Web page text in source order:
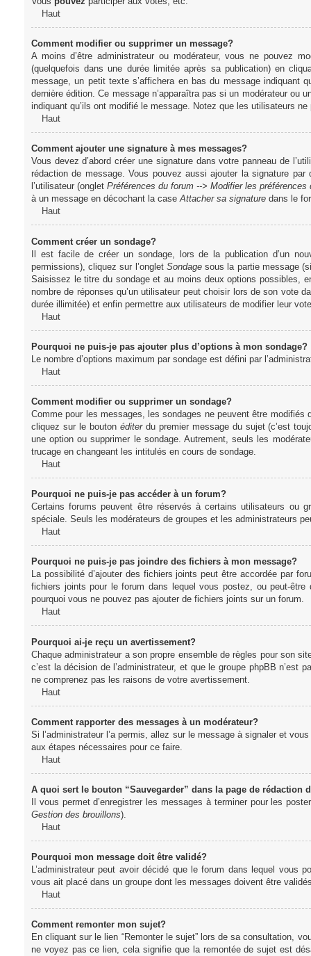
Haut
Comment modifier ou supprimer un message?
A moins d’être administrateur ou modérateur, vous ne pouvez
(quelquefois dans une durée limitée après sa publication) en
message, un petit texte s’affichera en bas du message indiquant
dernière édition. Ce message n’apparaîtra pas si un modérateur
indiquant qu’ils ont modifié le message. Notez que les utilisateurs
Haut
Comment ajouter une signature à mes messages?
Vous devez d’abord créer une signature dans votre panneau de
rédaction de message. Vous pouvez aussi ajouter la signature
l’utilisateur (onglet Préférences du forum --> Modifier les préférences
à un message en décochant la caseAttacher sa signaturedans le
Haut
Comment créer un sondage?
Il est facile de créer un sondage, lors de la publication d’un
permissions), cliquez sur l’onglet Sondagesous la partie message
Saisissez le titre du sondage et au moins deux options possibles,
nombre de réponses qu’un utilisateur peut choisir lors de son vote
durée illimitée) et enfin permettre aux utilisateurs de modifier leur
Haut
Pourquoi ne puis-je pas ajouter plus d’options à mon sondage?
Le nombre d’options maximum par sondage est défini par
Haut
Comment modifier ou supprimer un sondage?
Comme pour les messages, les sondages ne peuvent être modifiés
cliquez sur le bouton éditerdu premier message du sujet (c’est
une option ou supprimer le sondage. Autrement, seuls les
trucage en changeant les intitulés en cours de sondage.
Haut
Pourquoi ne puis-je pas accéder à un forum?
Certains forums peuvent être réservés à certains utilisateurs ou
spéciale. Seuls les modérateurs de groupes et les administrateurs
Haut
Pourquoi ne puis-je pas joindre des fichiers à mon message?
La possibilité d’ajouter des fichiers joints peut être accordée par
fichiers joints pour le forum dans lequel vous postez, ou peut-
pourquoi vous ne pouvez pas ajouter de fichiers joints sur un forum.
Haut
Pourquoi ai-je reçu un avertissement?
Chaque administrateur a son propre ensemble de règles pour son
c’est la décision de l’administrateur, et que le groupe phpBB n’est
ne comprenez pas les raisons de votre avertissement.
Haut
Comment rapporter des messages à un modérateur?
Si l’administrateur l’a permis, allez sur le message à signaler et
aux étapes nécessaires pour ce faire.
Haut
A quoi sert le bouton “Sauvegarder” dans la page de rédaction
Il vous permet d’enregistrer les messages à terminer pour les
Gestion des brouillons).
Haut
Pourquoi mon message doit être validé?
L’administrateur peut avoir décidé que le forum dans lequel vous
vous ait placé dans un groupe dont les messages doivent être
Haut
Comment remonter mon sujet?
En cliquant sur le lien “Remonter le sujet” lors de sa consultation,
ne voyez pas ce lien, cela signifie que la remontée de sujet est